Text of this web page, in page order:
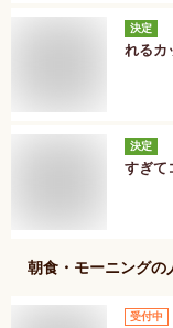
決定
れるカ
決定
すぎて
朝食・モーニングの
受付中